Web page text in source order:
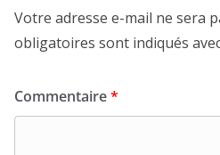
Votre adresse e-mail ne sera
obligatoires sont indiqués
Commentaire*